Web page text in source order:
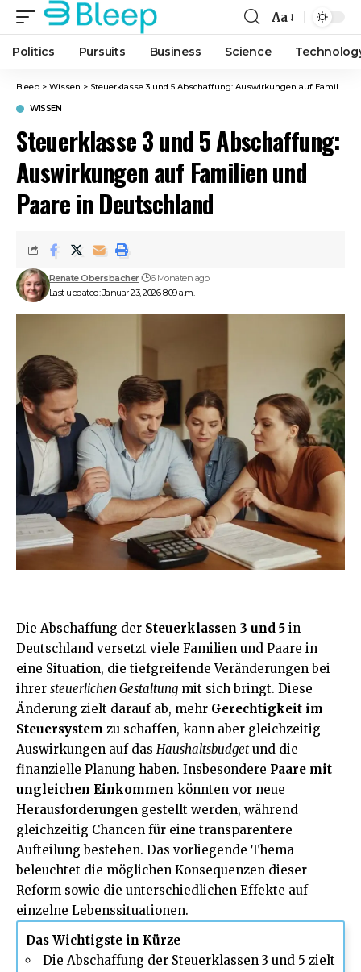
Font
Resizer
Aa
Politics Pursuits Business Science
Bleep > Wissen > Steuerklasse 3 und 5 Abschaffung: Auswirkungen auf Familien und Paare in Deutschland
WISSEN
Steuerklasse 3 und 5 Abschaffung:
Auswirkungen auf Familien und
Paare in Deutschland
Last updated: Januar 23, 2026 8:09 a.m.
Renate Obersbacher 6 Monaten ago
Die Abschaffung der Steuerklassen 3 und 5 in
Deutschland versetzt viele Familien und Paare in
eine Situation, die tiefgreifende Veränderungen bei
ihrer steuerlichen Gestaltung mit sich bringt. Diese
Änderung zielt darauf ab, mehr Gerechtigkeit im
Steuersystem zu schaffen, kann aber gleichzeitig
Auswirkungen auf das Haushaltsbudgetund die
finanzielle Planung haben. Insbesondere Paare mit
ungleichen Einkommen könnten vor neue
Herausforderungen gestellt werden, während
gleichzeitig Chancen für eine transparentere
Aufteilung bestehen. Das vorliegende Thema
beleuchtet die möglichen Konsequenzen dieser
Reform sowie die unterschiedlichen Effekte auf
einzelne Lebenssituationen.
Das Wichtigste in Kürze
Die Abschaffung der Steuerklassen 3 und 5 zielt